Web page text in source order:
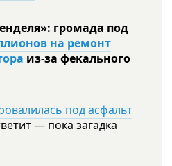
громада под
на ремонт
из-за фекального
под асфальт
— пока загадка